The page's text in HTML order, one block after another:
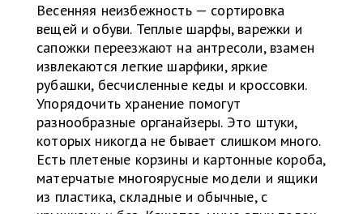
Весенняя неизбежность — сортировка
вещей и обуви. Теплые шарфы, варежки и
сапожки переезжают на антресоли, взамен
извлекаются легкие шарфики, яркие
рубашки, бесчисленные кеды и кроссовки.
Упорядочить хранение помогут
разнообразные органайзеры. Это штуки,
которых никогда не бывает слишком много.
Есть плетеные корзины и картонные короба,
матерчатые многоярусные модели и ящики
из пластика, складные и обычные, с